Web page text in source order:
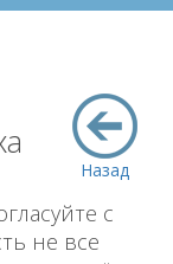
Назад
с
не все